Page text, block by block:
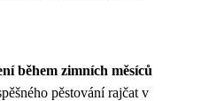
během zimních měsíců
pěstování rajčat v